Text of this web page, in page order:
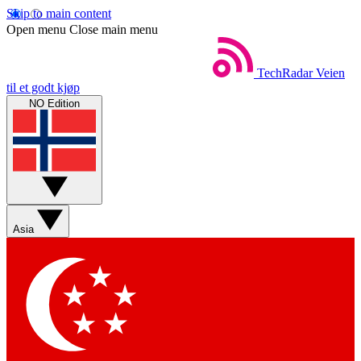
Skip to main content
Open menu Close main menu
TechRadar Veien
til et godt kjøp
NO Edition
Asia